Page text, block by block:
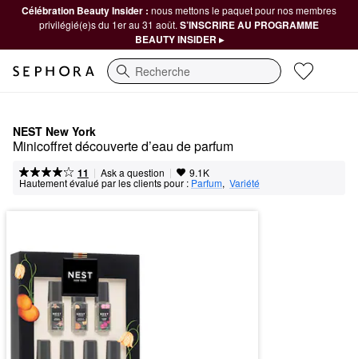
Célébration Beauty Insider : nous mettons le paquet pour nos membres
privilégié(e)s du 1er au 31 août. S’INSCRIRE AU PROGRAMME
BEAUTY INSIDER ▸
Recherche
NEST New York
Minicoffret découverte d’eau de parfum
11 | Ask a question | 9.1K
Hautement évalué par les clients pour : Parfum, Variété